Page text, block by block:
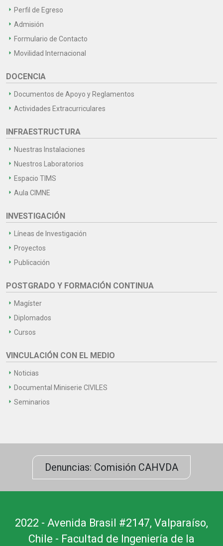
Perfil de Egreso
Admisión
Formulario de Contacto
Movilidad Internacional
DOCENCIA
Documentos de Apoyo y Reglamentos
Actividades Extracurriculares
INFRAESTRUCTURA
Nuestras Instalaciones
Nuestros Laboratorios
Espacio TIMS
Aula CIMNE
INVESTIGACIÓN
Líneas de Investigación
Proyectos
Publicación
POSTGRADO Y FORMACIÓN CONTINUA
Magíster
Diplomados
Cursos
VINCULACIÓN CON EL MEDIO
Noticias
Documental Miniserie CIVILES
Seminarios
Denuncias: Comisión CAHVDA
2022 - Avenida Brasil #2147, Valparaíso,
Chile - Facultad de Ingeniería de la